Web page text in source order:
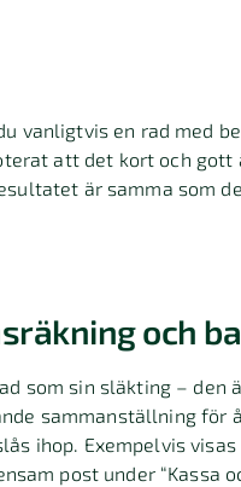
vanligtvis en rad med
att det kort och
är samma som
och
som sin släkting – den
sammanställning för
ihop. Exempelvis visas
post under “Kassa